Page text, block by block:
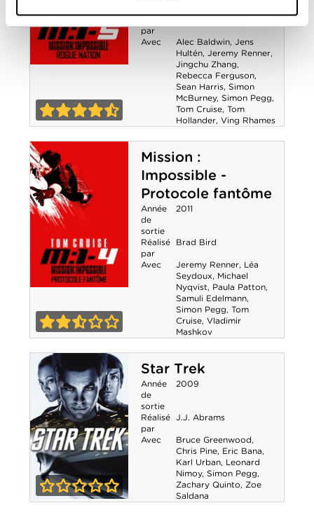
Impossible -
Rogue Nation
Réalisé
par
Christopher McQuarrie
Avec Alec Baldwin, Jens
Hultén, Jeremy Renner,
Jingchu Zhang,
Rebecca Ferguson,
Sean Harris, Simon
McBurney, Simon Pegg,
Tom Cruise, Tom
Hollander, Ving Rhames
Mission :
Impossible -
Protocole fantôme
Impossible -
fantôme
Année
de
sortie
2011
Réalisé
par
Brad Bird
Avec Jeremy Renner, Léa
Seydoux, Michael
Nyqvist, Paula Patton,
Samuli Edelmann,
Simon Pegg, Tom
Cruise, Vladimir
Mashkov
Star Trek
Année
de
sortie
2009
Réalisé
par
J.J. Abrams
Avec Bruce Greenwood,
Chris Pine, Eric Bana,
Karl Urban, Leonard
Nimoy, Simon Pegg,
Zachary Quinto, Zoe
Saldana